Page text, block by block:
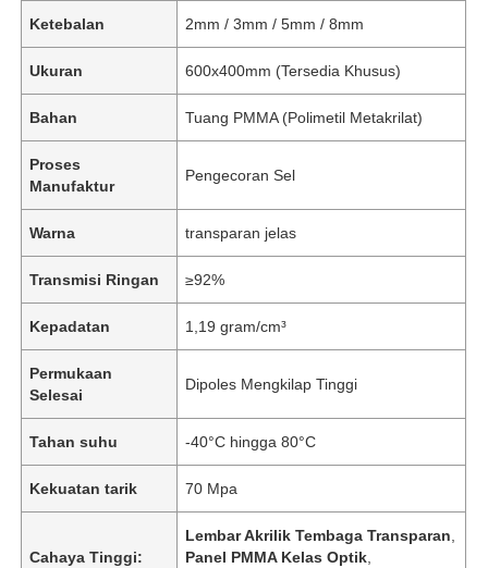
Ketebalan 2mm / 3mm / 5mm / 8mm
Ukuran 600x400mm (Tersedia Khusus)
Bahan Tuang PMMA (Polimetil Metakrilat)
Proses
Manufaktur
Pengecoran Sel
Warna transparan jelas
Transmisi Ringan ≥92%
Kepadatan 1,19 gram/cm³
Permukaan
Selesai
Dipoles Mengkilap Tinggi
Tahan suhu -40°C hingga 80°C
Kekuatan tarik 70 Mpa
Cahaya Tinggi:
Lembar Akrilik Tembaga Transparan
Panel PMMA Kelas Optik